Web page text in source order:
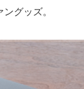
グッズ。